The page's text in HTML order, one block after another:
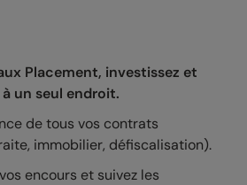
Placement, investissez et
un seul endroit.
de tous vos contrats
immobilier, défiscalisation).
encours et suivez les